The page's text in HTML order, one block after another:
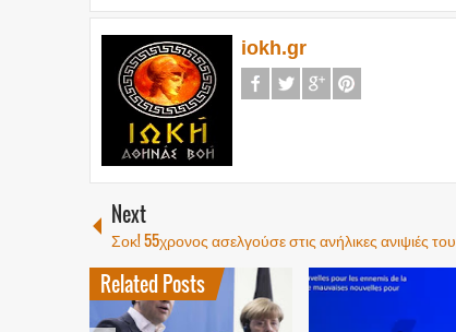
iokh.gr
Next
Σοκ! 55χρονος ασελγούσε στις ανήλικες ανιψιές του
Related Posts